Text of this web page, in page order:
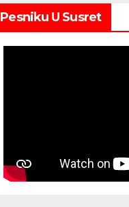
Pesniku U Susret